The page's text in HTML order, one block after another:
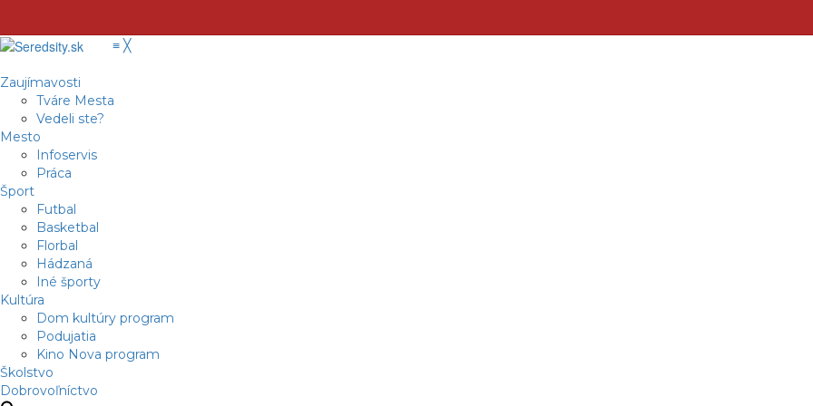
≡ ╳
Zaujímavosti
Tváre Mesta
Vedeli ste?
Mesto
Infoservis
Práca
Šport
Futbal
Basketbal
Florbal
Hádzaná
Iné športy
Kultúra
Dom kultúry program
Podujatia
Kino Nova program
Školstvo
Dobrovoľníctvo